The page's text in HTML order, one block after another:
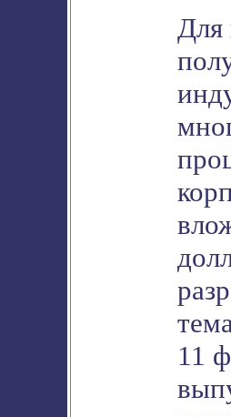
Для
11